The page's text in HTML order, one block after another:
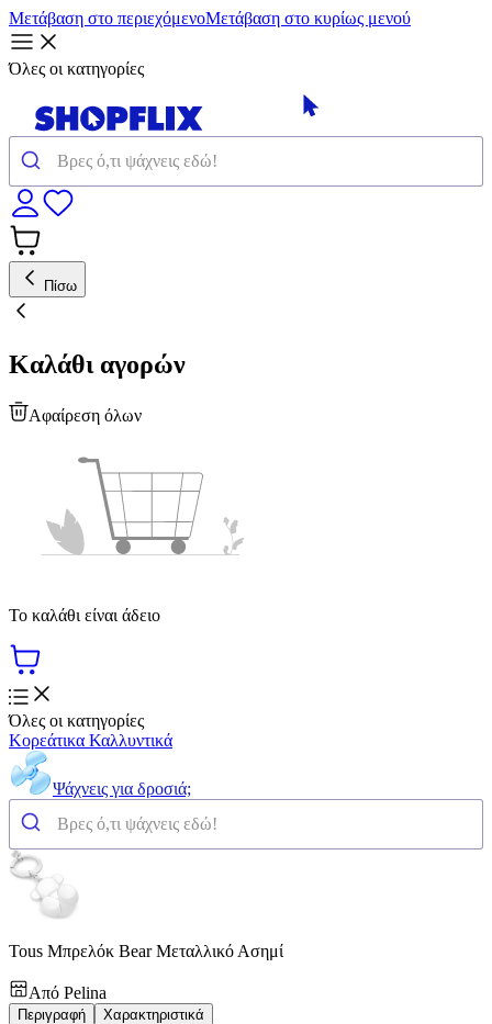
Μετάβαση στο περιεχόμενοΜετάβαση στο κυρίως μενού
Όλες οι κατηγορίες
Πίσω
Καλάθι αγορών
Αφαίρεση όλων
Το καλάθι είναι άδειο
Όλες οι κατηγορίες
Κορεάτικα Καλλυντικά
Ψάχνεις για δροσιά;
Tous Μπρελόκ Bear Μεταλλικό Ασημί
Από Pelina
Περιγραφή Χαρακτηριστικά